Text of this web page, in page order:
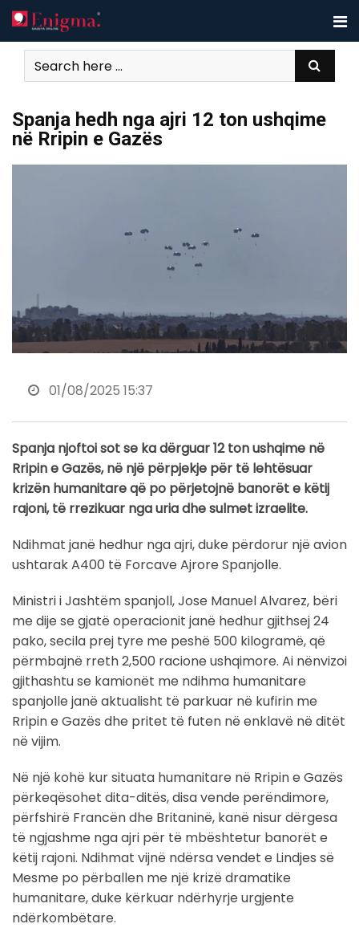
Skip
to
content
Spanja hedh nga ajri 12 ton ushqime
në Rripin e Gazës
01/08/2025 15:37
Spanja njoftoi sot se ka dërguar 12 ton ushqime në
Rripin e Gazës, në një përpjekje për të lehtësuar
krizën humanitare që po përjetojnë banorët e këtij
rajoni, të rrezikuar nga uria dhe sulmet izraelite.
Ndihmat janë hedhur nga ajri, duke përdorur një avion
ushtarak A400 të Forcave Ajrore Spanjolle.
Ministri i Jashtëm spanjoll, Jose Manuel Alvarez, bëri
me dije se gjatë operacionit janë hedhur gjithsej 24
pako, secila prej tyre me peshë 500 kilogramë, që
përmbajnë rreth 2,500 racione ushqimore. Ai nënvizoi
gjithashtu se kamionët me ndihma humanitare
spanjolle janë aktualisht të parkuar në kufirin me
Rripin e Gazës dhe pritet të futen në enklavë në ditët
në vijim.
Në një kohë kur situata humanitare në Rripin e Gazës
përkeqësohet dita-ditës, disa vende perëndimore,
përfshirë Francën dhe Britaninë, kanë nisur dërgesa
të ngjashme nga ajri për të mbështetur banorët e
këtij rajoni. Ndihmat vijnë ndërsa vendet e Lindjes së
Mesme po përballen me një krizë dramatike
humanitare, duke kërkuar ndërhyrje urgjente
ndërkombëtare.